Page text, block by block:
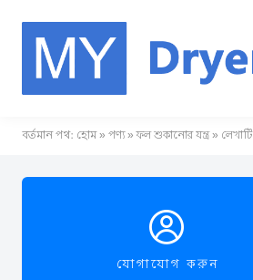
বর্তমান পথ: হোম» পণ্য»ফল শুকানোর যন্ত্র» লেখাটি

যোগাযোগ করুন